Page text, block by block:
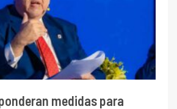
medidas para